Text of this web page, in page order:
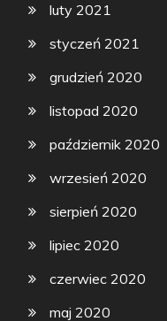
luty 2021
styczeń 2021
grudzień 2020
listopad 2020
październik 2020
wrzesień 2020
sierpień 2020
lipiec 2020
czerwiec 2020
maj 2020